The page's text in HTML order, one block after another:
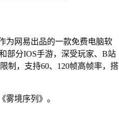
网易出品的一款免费电脑软
部分IOS手游，深受玩家、B站
制，支持60、120帧高帧率，搭
境序列》。